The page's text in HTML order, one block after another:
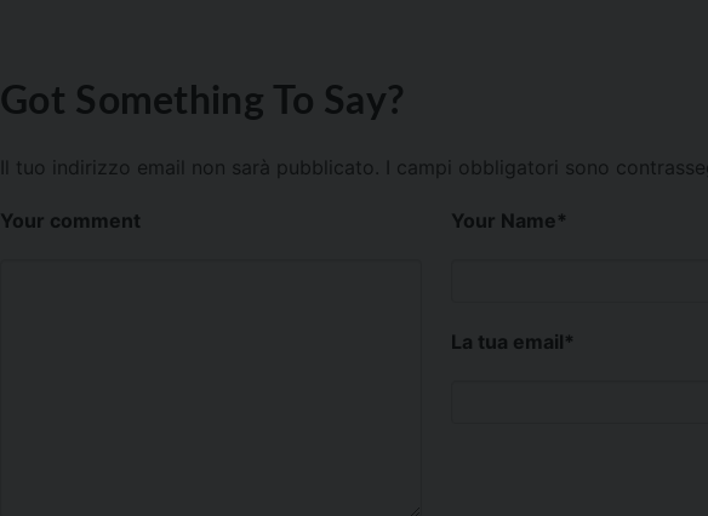
Got Something To Say?
Il tuo indirizzo email non sarà pubblicato. I campi obbligatori sono
Your comment Your Name*
La tua email*